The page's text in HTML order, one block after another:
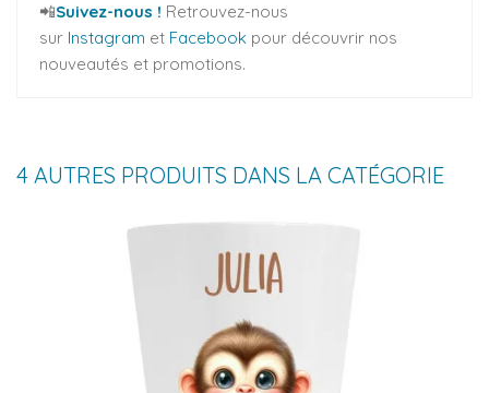
📲Suivez-nous ! Retrouvez-nous
sur Instagram et Facebook pour découvrir nos
nouveautés et promotions.
4 AUTRES PRODUITS DANS LA CATÉGORIE